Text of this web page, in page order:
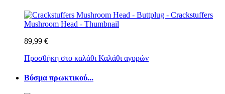
89,99 €
Προσθήκη στο καλάθι Καλάθι αγορών
Βύσμα πρωκτικού...